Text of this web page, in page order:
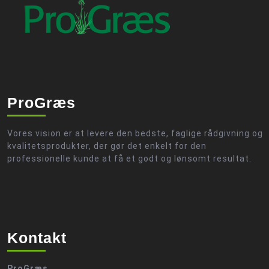
ProGræs
Vores vision er at levere den bedste, faglige rådgivning og
kvalitetsprodukter, der gør det enkelt for den
professionelle kunde at få et godt og lønsomt resultat.
Kontakt